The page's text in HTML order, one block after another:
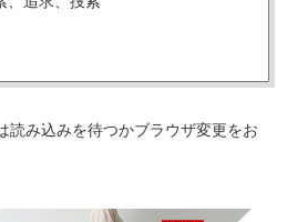
み込みを待つかブラウザ変更をお